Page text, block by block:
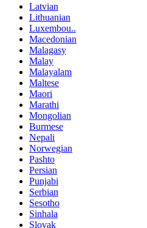
Latvian
Lithuanian
Luxembou..
Macedonian
Malagasy
Malay
Malayalam
Maltese
Maori
Marathi
Mongolian
Burmese
Nepali
Norwegian
Pashto
Persian
Punjabi
Serbian
Sesotho
Sinhala
Slovak